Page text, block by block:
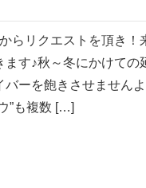
らリクエストを頂き！
す♪秋～冬にかけての
バーを飽きさせません
”も複数 […]